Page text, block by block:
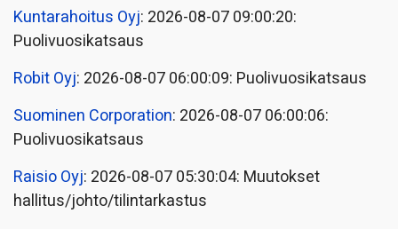
Kuntarahoitus Oyj: 2026-08-07 09:00:20:
Puolivuosikatsaus
Robit Oyj: 2026-08-07 06:00:09: Puolivuosikatsaus
Suominen Corporation: 2026-08-07 06:00:06:
Puolivuosikatsaus
Raisio Oyj: 2026-08-07 05:30:04: Muutokset
hallitus/johto/tilintarkastus